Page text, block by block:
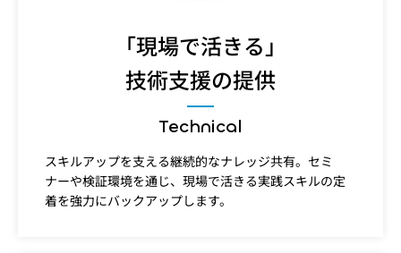
「現場で活きる」
技術支援の提供
Technical
スキルアップを支える継続的なナレッジ共有。セミ
ナーや検証環境を通じ、現場で活きる実践スキルの定
着を強力にバックアップします。